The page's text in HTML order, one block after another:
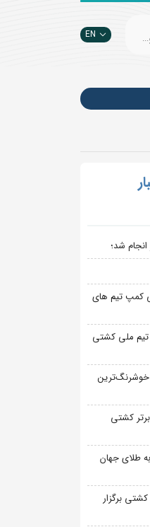
EN
شد؛
کمپ تیم های
تیم ملی کشتی
خوشرنگ‌ترین
کشتی
طلای جهان
برگزار